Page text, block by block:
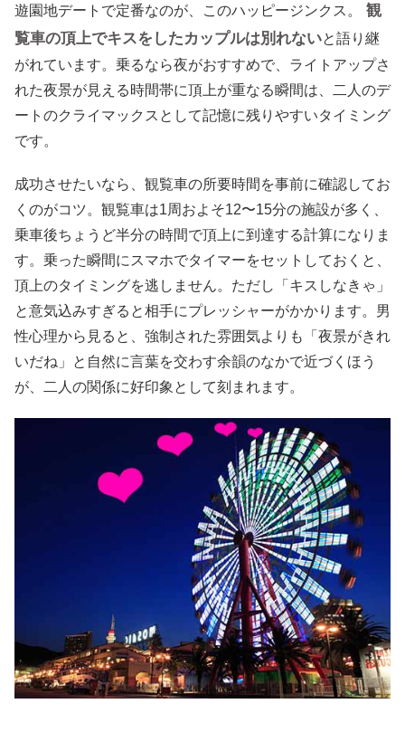
遊園地デートで定番なのが、このハッピージンクス。
観
覧車の頂上でキスをしたカップルは別れないと語り継
がれています。乗るなら夜がおすすめで、ライトアップさ
れた夜景が見える時間帯に頂上が重なる瞬間は、二人のデ
ートのクライマックスとして記憶に残りやすいタイミング
です。
成功させたいなら、観覧車の所要時間を事前に確認してお
くのがコツ。観覧車は1周およそ12〜15分の施設が多く、
乗車後ちょうど半分の時間で頂上に到達する計算になりま
す。乗った瞬間にスマホでタイマーをセットしておくと、
頂上のタイミングを逃しません。ただし「キスしなきゃ」
と意気込みすぎると相手にプレッシャーがかかります。男
性心理から見ると、強制された雰囲気よりも「夜景がきれ
いだね」と自然に言葉を交わす余韻のなかで近づくほう
が、二人の関係に好印象として刻まれます。